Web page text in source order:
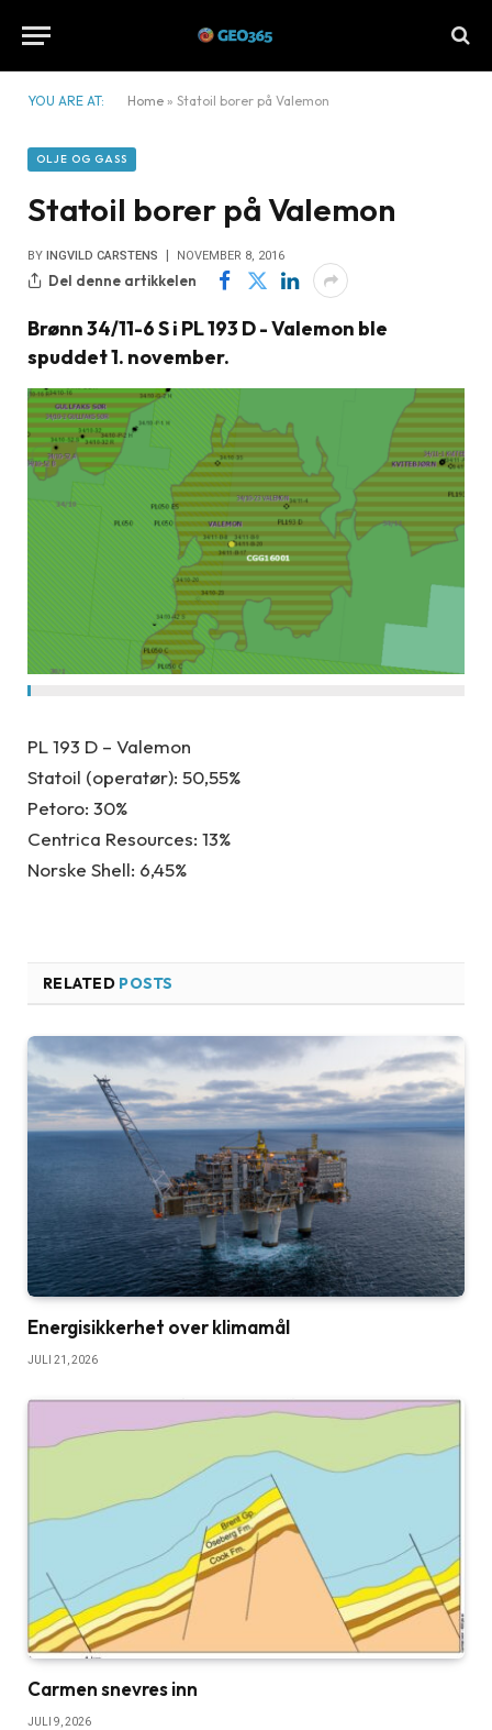
YOU ARE AT: Home » Statoil borer på Valemon
OLJE OG GASS
Statoil borer på Valemon
BY INGVILD CARSTENS NOVEMBER 8, 2016
Del denne artikkelen
Brønn 34/11-6 S i PL 193 D - Valemon ble
spuddet 1. november.
PL 193 D – Valemon
Statoil (operatør): 50,55%
Petoro: 30%
Centrica Resources: 13%
Norske Shell: 6,45%
RELATED POSTS
Energisikkerhet over klimamål
JULI 21, 2026
Carmen snevres inn
JULI 9, 2026